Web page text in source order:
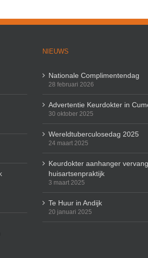
NIEUWS
Nationale Complimentendag
28 februari 2026
Advertentie Keurdokter in
30 oktober 2025
Wereldtuberculosedag 2025
24 maart 2025
Keurdokter aanhanger
huisartsenpraktijk
3 maart 2025
Te Huur in Andijk
20 januari 2025